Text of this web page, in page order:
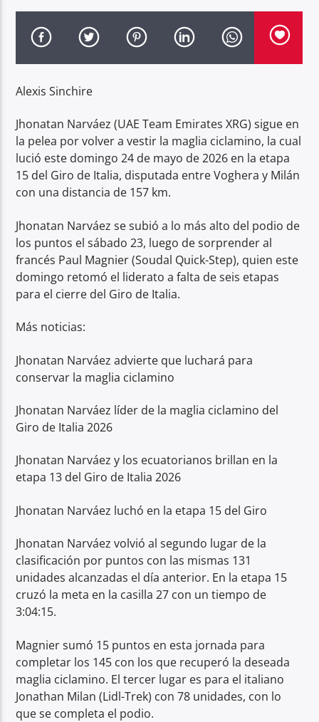
Radio hola
Alexis Sinchire
Jhonatan Narváez (UAE Team Emirates XRG) sigue en
la pelea por volver a vestir la maglia ciclamino, la cual
lució este domingo 24 de mayo de 2026 en la etapa
15 del Giro de Italia, disputada entre Voghera y Milán
con una distancia de 157 km.
Jhonatan Narváez se subió a lo más alto del podio de
los puntos el sábado 23, luego de sorprender al
francés Paul Magnier (Soudal Quick-Step), quien este
domingo retomó el liderato a falta de seis etapas
para el cierre del Giro de Italia.
Más noticias:
Jhonatan Narváez advierte que luchará para
conservar la maglia ciclamino
Jhonatan Narváez líder de la maglia ciclamino del
Giro de Italia 2026
Jhonatan Narváez y los ecuatorianos brillan en la
etapa 13 del Giro de Italia 2026
Jhonatan Narváez luchó en la etapa 15 del Giro
Jhonatan Narváez volvió al segundo lugar de la
clasificación por puntos con las mismas 131
unidades alcanzadas el día anterior. En la etapa 15
cruzó la meta en la casilla 27 con un tiempo de
3:04:15.
Magnier sumó 15 puntos en esta jornada para
completar los 145 con los que recuperó la deseada
maglia ciclamino. El tercer lugar es para el italiano
Jonathan Milan (Lidl-Trek) con 78 unidades, con lo
que se completa el podio.